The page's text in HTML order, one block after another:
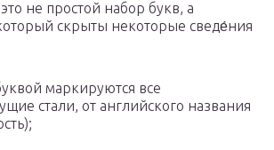
не простой набор букв, а
скрыты некоторые сведе́ния
маркируются все
стали, от английского названия